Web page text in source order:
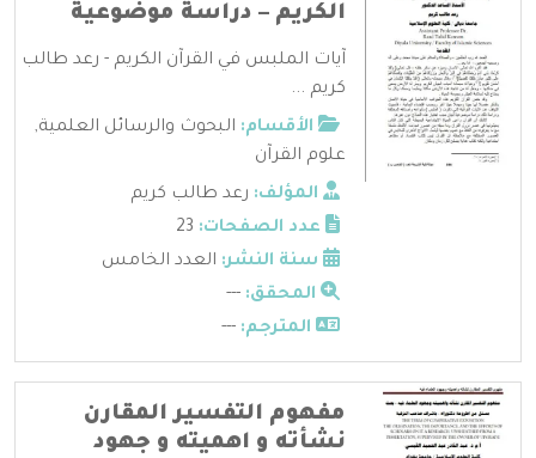
الكريم – دراسة موضوعية
آيات الملبس في القرآن الكريم - رعد طالب
كريم ...
الأقسام: البحوث والرسائل العلمية,
علوم القرآن
المؤلف: رعد طالب كريم
عدد الصفحات:
سنة النشر: العدد الخامس
المحقق: ---
المترجم: ---
مفهوم التفسير المقارن
نشأته و اهميته و جهود